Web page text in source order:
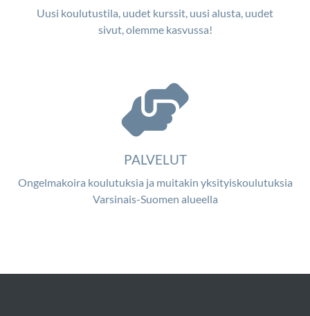
Uusi koulutustila, uudet kurssit, uusi alusta, uudet
sivut, olemme kasvussa!
PALVELUT
Ongelmakoira koulutuksia ja muitakin yksityiskoulutuksia
Varsinais-Suomen alueella